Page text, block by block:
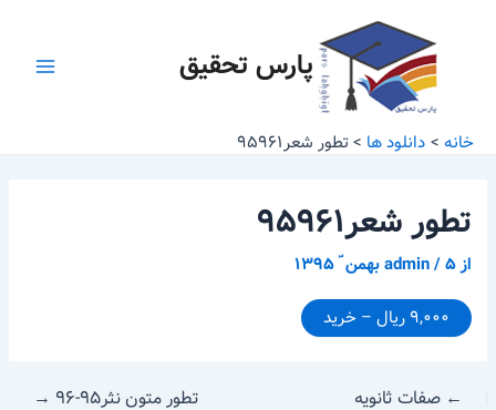
پارس تحقیق
خانه دانلود ها تطور شعر۹۵۹۶۱
تطور شعر۹۵۹۶۱
از admin/۵ بهمن ّ ۱۳۹۵
۹,۰۰۰ ریال – خرید
← صفات ثانویه تطور متون نثر۹۵-۹۶ →